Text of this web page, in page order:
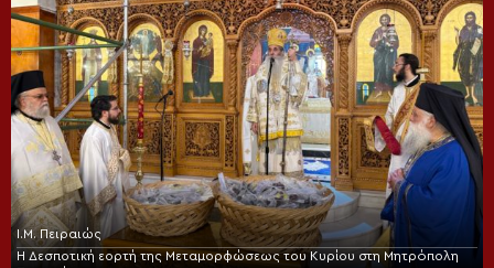
Ι.Μ. Πειραιώς
Η Δεσποτική εορτή της Μεταμορφώσεως του Κυρίου στη Μητρόπολη